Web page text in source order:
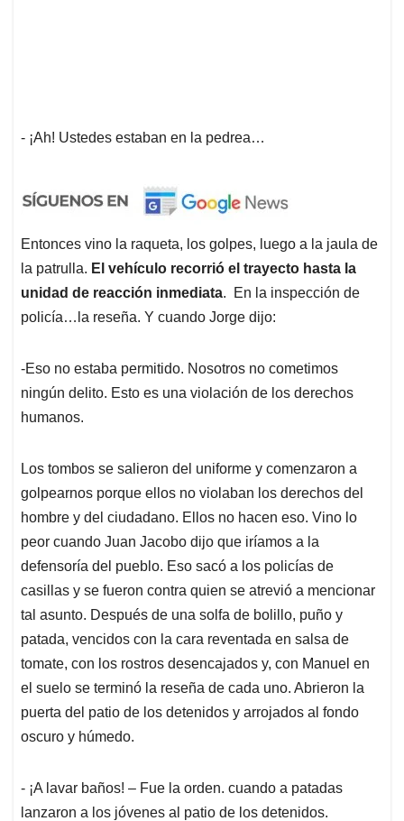
- ¡Ah! Ustedes estaban en la pedrea…
Entonces vino la raqueta, los golpes, luego a la jaula de
la patrulla. El vehículo recorrió el trayecto hasta la
unidad de reacción inmediata. En la inspección de
policía…la reseña. Y cuando Jorge dijo:
-Eso no estaba permitido. Nosotros no cometimos
ningún delito. Esto es una violación de los derechos
humanos.
Los tombos se salieron del uniforme y comenzaron a
golpearnos porque ellos no violaban los derechos del
hombre y del ciudadano. Ellos no hacen eso. Vino lo
peor cuando Juan Jacobo dijo que iríamos a la
defensoría del pueblo. Eso sacó a los policías de
casillas y se fueron contra quien se atrevió a mencionar
tal asunto. Después de una solfa de bolillo, puño y
patada, vencidos con la cara reventada en salsa de
tomate, con los rostros desencajados y, con Manuel en
el suelo se terminó la reseña de cada uno. Abrieron la
puerta del patio de los detenidos y arrojados al fondo
oscuro y húmedo.
- ¡A lavar baños! – Fue la orden. cuando a patadas
lanzaron a los jóvenes al patio de los detenidos.